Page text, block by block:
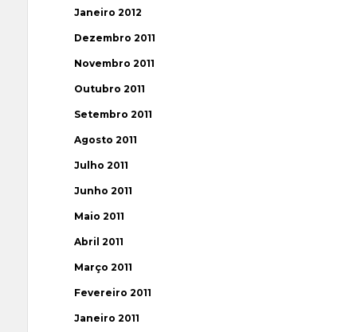
Janeiro 2012
Dezembro 2011
Novembro 2011
Outubro 2011
Setembro 2011
Agosto 2011
Julho 2011
Junho 2011
Maio 2011
Abril 2011
Março 2011
Fevereiro 2011
Janeiro 2011